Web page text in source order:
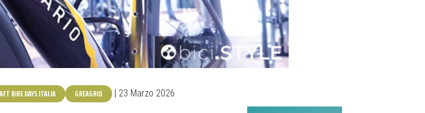
BIKE DAYS ITALIA GREAGRIO | 23 Marzo 2026